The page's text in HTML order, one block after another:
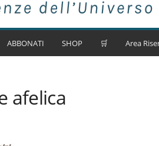
ABBONATI SHOP 🛒 Area
afelica